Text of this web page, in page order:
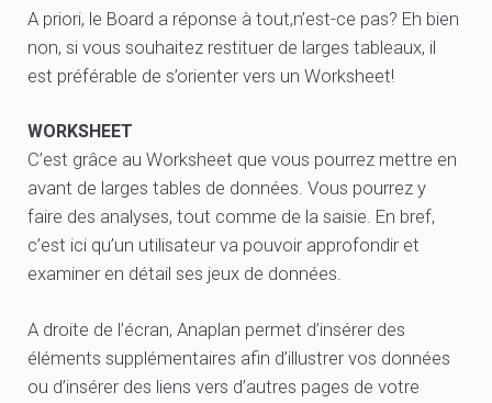
A priori, le Board a réponse à tout,n’est-ce pas? Eh bien
non, si vous souhaitez restituer de larges tableaux, il
est préférable de s’orienter vers un Worksheet!
WORKSHEET
C’est grâce au Worksheet que vous pourrez mettre en
avant de larges tables de données. Vous pourrez y
faire des analyses, tout comme de la saisie. En bref,
c’est ici qu’un utilisateur va pouvoir approfondir et
examiner en détail ses jeux de données.
A droite de l’écran, Anaplan permet d’insérer des
éléments supplémentaires afin d’illustrer vos données
ou d’insérer des liens vers d’autres pages de votre